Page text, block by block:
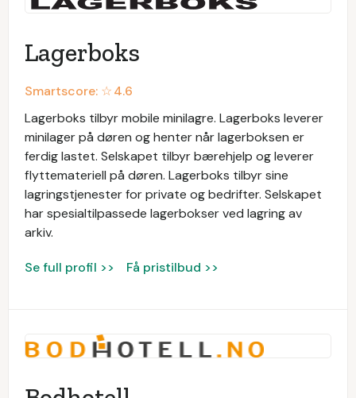
Lagerboks
Smartscore: ☆4.6
Lagerboks tilbyr mobile minilagre. Lagerboks leverer
minilager på døren og henter når lagerboksen er
ferdig lastet. Selskapet tilbyr bærehjelp og leverer
flyttemateriell på døren. Lagerboks tilbyr sine
lagringstjenester for private og bedrifter. Selskapet
har spesialtilpassede lagerbokser ved lagring av
arkiv.
Se full profil >> Få pristilbud >>